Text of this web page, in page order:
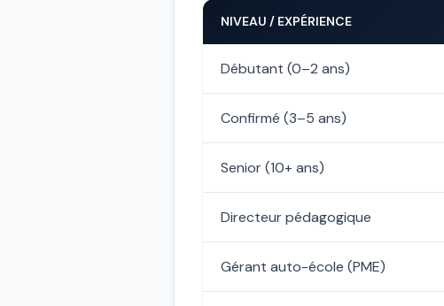
NIVEAU / EXPÉRIENCE
Débutant (0–2 ans)
Confirmé (3–5 ans)
Senior (10+ ans)
Directeur pédagogique
Gérant auto-école (PME)